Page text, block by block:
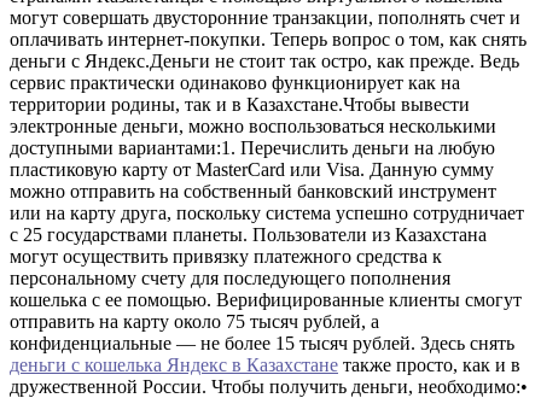
могут совершать двусторонние транзакции, пополнять счет и
оплачивать интернет-покупки. Теперь вопрос о том, как снять
деньги с Яндекс.Деньги не стоит так остро, как прежде. Ведь
сервис практически одинаково функционирует как на
территории родины, так и в Казахстане.Чтобы вывести
электронные деньги, можно воспользоваться несколькими
доступными вариантами:1. Перечислить деньги на любую
пластиковую карту от MasterCard или Visa. Данную сумму
можно отправить на собственный банковский инструмент
или на карту друга, поскольку система успешно сотрудничает
с 25 государствами планеты. Пользователи из Казахстана
могут осуществить привязку платежного средства к
персональному счету для последующего пополнения
кошелька с ее помощью. Верифицированные клиенты смогут
отправить на карту около 75 тысяч рублей, а
конфиденциальные — не более 15 тысяч рублей. Здесь снять
деньги с кошелька Яндекс в Казахстане также просто, как и в
дружественной России. Чтобы получить деньги, необходимо:•